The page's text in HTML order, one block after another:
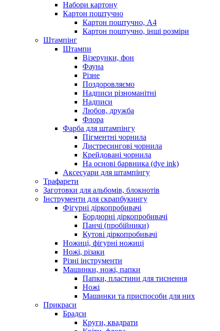
Набори картону
Картон поштучно
Картон поштучно, А4
Картон поштучно, інші розміри
Штампінг
Штампи
Візерунки, фон
Фауна
Різне
Поздоровляємо
Надписи різноманітні
Надписи
Любов, дружба
Флора
Фарба для штампінгу
Пігментні чорнила
Дистресингові чорнила
Крейдовані чорнила
На основі барвника (dye ink)
Аксесуари для штампінгу
Трафарети
Заготовки для альбомів, блокнотів
Інструменти для скрапбукингу
Фігурні діркопробивачі
Бордюрні діркопробивачі
Панчі (пробійники)
Кутові діркопробивачі
Ножиці, фігурні ножиці
Ножі, різаки
Різні інструменти
Машинки, ножі, папки
Папки, пластини для тиснення
Ножі
Машинки та приспособи для них
Прикраси
Брадси
Круги, квадрати